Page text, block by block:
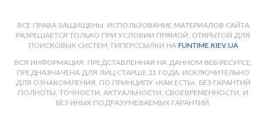
ВСЕ ПРАВА ЗАЩИЩЕНЫ. ИСПОЛЬЗОВАНИЕ МАТЕРИАЛОВ САЙТА
РАЗРЕШАЕТСЯ ТОЛЬКО ПРИ УСЛОВИИ ПРЯМОЙ, ОТКРЫТОЙ ДЛЯ
ПОИСКОВЫХ СИСТЕМ, ГИПЕРССЫЛКИ НА FUNTIME.KIEV.UA
ВСЯ ИНФОРМАЦИЯ, ПРЕДСТАВЛЕННАЯ НА ДАННОМ ВЕБ-РЕСУРСЕ,
ПРЕДНАЗНАЧЕНА ДЛЯ ЛИЦ СТАРШЕ 21 ГОДА, ИСКЛЮЧИТЕЛЬНО
ДЛЯ ОЗНАКОМЛЕНИЯ, ПО ПРИНЦИПУ «КАК ЕСТЬ», БЕЗ ГАРАНТИЙ
ПОЛНОТЫ, ТОЧНОСТИ, АКТУАЛЬНОСТИ, СВОЕВРЕМЕННОСТИ, И
БЕЗ ИНЫХ ПОДРАЗУМЕВАЕМЫХ ГАРАНТИЙ.